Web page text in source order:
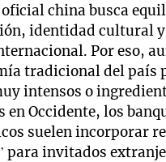
oficial china busca
identidad cultural
Por eso,
tradicional del país
intensos o
en Occidente, los
suelen incorporar
para invitados